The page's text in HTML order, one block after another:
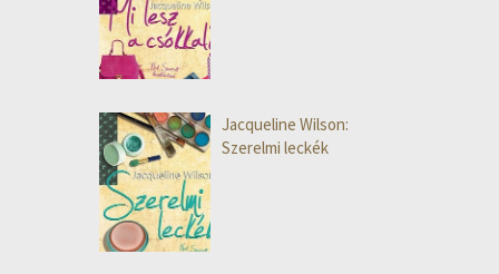
Jacqueline Wilson:
Szerelmi leckék